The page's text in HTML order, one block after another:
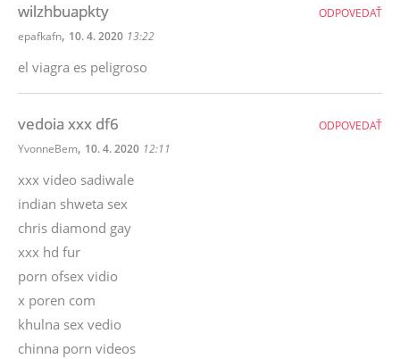
wilzhbuapkty
epafkafn, 10. 4. 2020 13:22
el viagra es peligroso
ODPOVEDAŤ
vedoia xxx df6
YvonneBem, 10. 4. 2020 12:11
xxx video sadiwale
indian shweta sex
chris diamond gay
xxx hd fur
porn ofsex vidio
x poren com
khulna sex vedio
chinna porn videos
ODPOVEDAŤ